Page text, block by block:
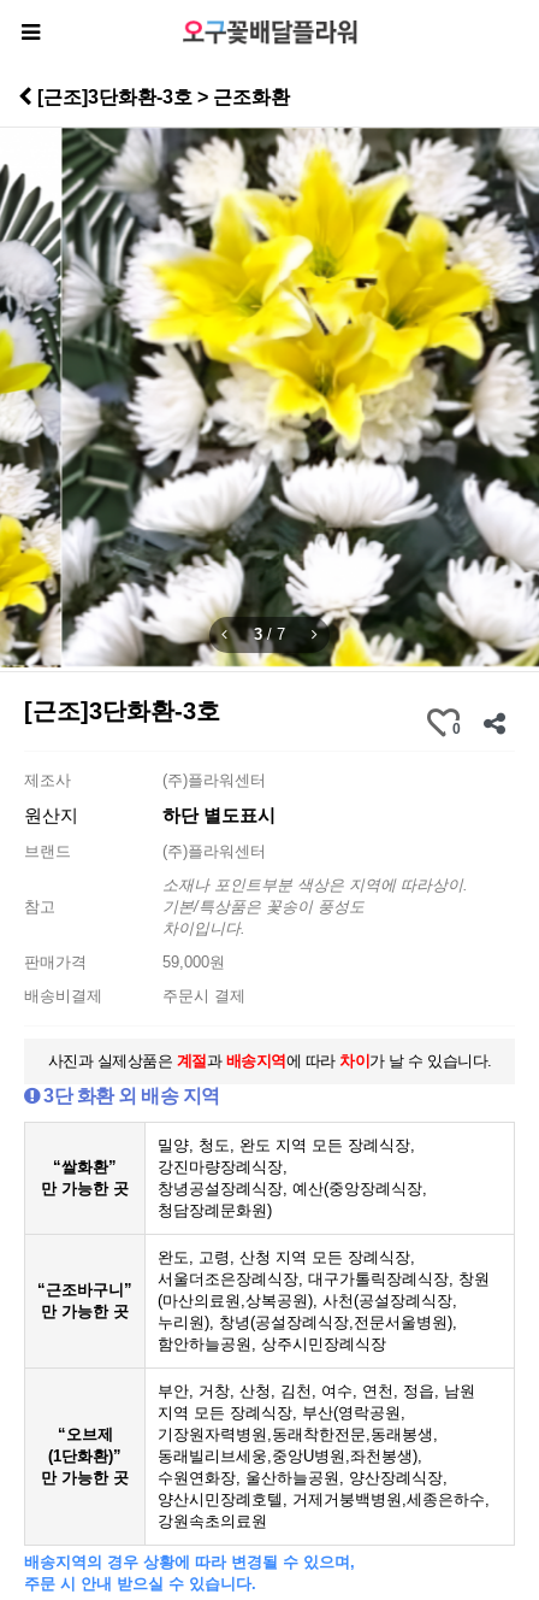
[근조]3단화환-3호 > 근조화환
3/ 7
[근조]3단화환-3호
0
제조사 (주)플라워센터
원산지 하단 별도표시
브랜드 (주)플라워센터
참고
소재나 포인트부분 색상은 지역에 따라상이.
기본/특상품은 꽃송이 풍성도
차이입니다.
판매가격
59,000원
배송비결제
주문시 결제
사진과 실제상품은 계절과 배송지역에 따라 차이 가 날 수 있습니다.
3단 화환 외 배송 지역
“쌀화환”
만 가능한 곳
밀양, 청도, 완도 지역 모든 장례식장,
강진마량장례식장,
창녕공설장례식장, 예산(중앙장례식장,
청담장례문화원)
“근조바구니”
만 가능한 곳
완도, 고령, 산청 지역 모든 장례식장,
서울더조은장례식장, 대구가톨릭장례식장, 창원
(마산의료원,상복공원), 사천(공설장례식장,
누리원), 창녕(공설장례식장,전문서울병원),
함안하늘공원, 상주시민장례식장
“오브제
(1단화환)”
만 가능한 곳
부안, 거창, 산청, 김천, 여수, 연천, 정읍, 남원
지역 모든 장례식장, 부산(영락공원,
기장원자력병원,동래착한전문,동래봉생,
동래빌리브세웅,중앙U병원,좌천봉생),
수원연화장, 울산하늘공원, 양산장례식장,
양산시민장례호텔, 거제거붕백병원,세종은하수,
강원속초의료원
배송지역의 경우 상황에 따라 변경될 수 있으며,
주문 시 안내 받으실 수 있습니다.